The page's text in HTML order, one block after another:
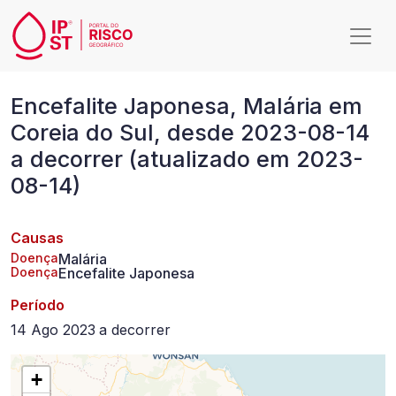
Passar para o conteúdo principal
Japonesa,
Malária
em
Coreia
do
Sul,
desde
2023-
08-
14
Encefalite Japonesa, Malária em
Coreia do Sul, desde 2023-08-14
a decorrer (atualizado em 2023-
08-14)
Causas
DoençaMalária
DoençaEncefalite Japonesa
Período
14 Ago 2023 a decorrer
+